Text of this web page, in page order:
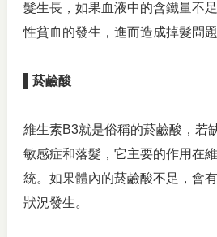
髮生長，如果血液中的含鐵量不
性貧血的發生，進而造成掉髮問題
▌菸鹼酸
維生素B3就是俗稱的菸鹼酸，若
敏感症和落髮，它主要的作用在
統。如果體內的菸鹼酸不足，會
狀況發生。